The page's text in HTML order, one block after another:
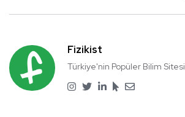
Fizikist
Türkiye'nin Popüler Bilim Sitesi